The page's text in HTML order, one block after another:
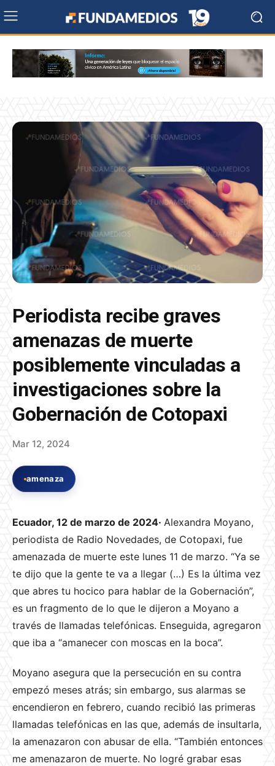
Periodista recibe graves
amenazas de muerte
posiblemente vinculadas a
investigaciones sobre la
Gobernación de Cotopaxi
Mar 12, 2024
amenaza
Ecuador, 12 de marzo de 2024· Alexandra Moyano,
periodista de Radio Novedades, de Cotopaxi, fue
amenazada de muerte este lunes 11 de marzo. “Ya se
te dijo que la gente te va a llegar (…) Es la última vez
que abres tu hocico para hablar de la Gobernación”,
es un fragmento de lo que le dijeron a Moyano a
través de llamadas telefónicas. Enseguida, agregaron
que iba a “amanecer con moscas en la boca”.
Moyano asegura que la persecución en su contra
empezó meses atrás; sin embargo, sus alarmas se
encendieron en febrero, cuando recibió las primeras
llamadas telefónicas en las que, además de insultarla,
la amenazaron con abusar de ella. “También entonces
me amenazaron de muerte. No logré grabar esas